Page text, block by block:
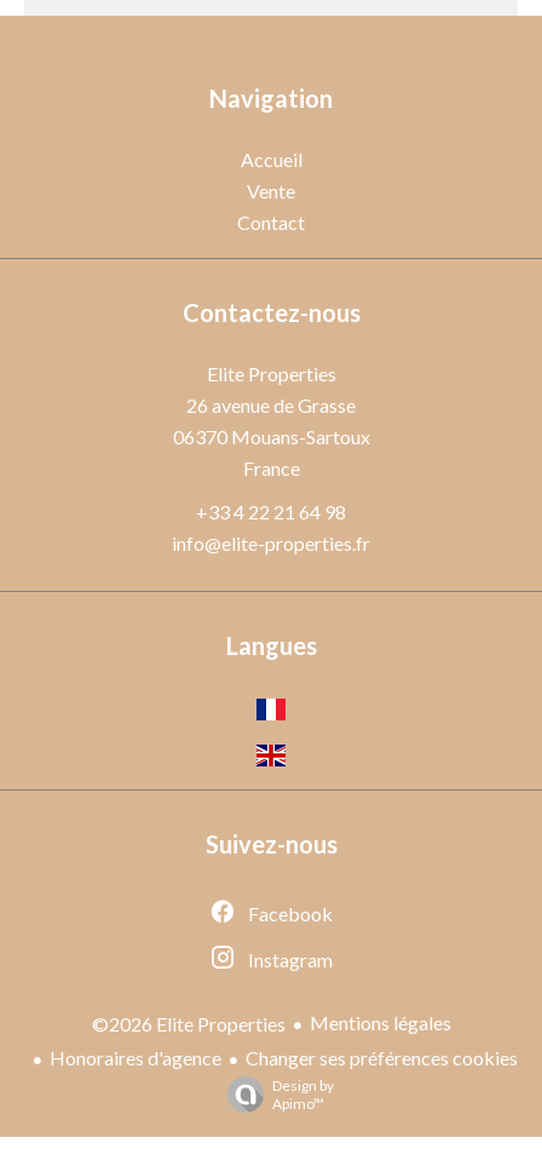
Navigation
Accueil
Vente
Contact
Contactez-nous
Elite Properties
26 avenue de Grasse
06370Mouans-Sartoux
France
+33 4 22 21 64 98
info@elite-properties.fr
Langues
Suivez-nous
Facebook
Instagram
©2026 Elite Properties
Mentions légales
Honoraires d'agence
Changer ses préférences cookies
Design by
Apimo™